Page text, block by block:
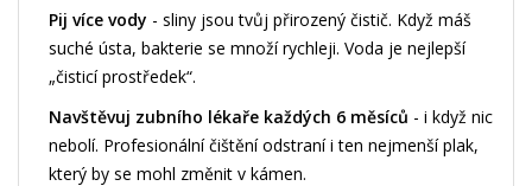
Pij více vody - sliny jsou tvůj přirozený čistič. Když máš
suché ústa, bakterie se množí rychleji. Voda je nejlepší
„čisticí prostředek“.
Navštěvuj zubního lékaře každých 6 měsíců - i když nic
nebolí. Profesionální čištění odstraní i ten nejmenší plak,
který by se mohl změnit v kámen.